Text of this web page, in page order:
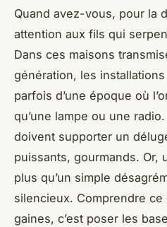
Quand avez-vous, pour la
attention aux fils qui
Dans ces maisons
génération, les
parfois d’une époque où
qu’une lampe ou une
doivent supporter un
puissants, gourmands. Or,
plus qu’un simple
silencieux. Comprendre
gaines, c’est poser les